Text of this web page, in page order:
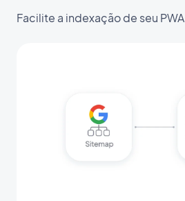
Facilite a indexação de seu PWA